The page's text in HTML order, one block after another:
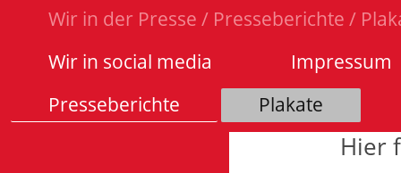
Wir in der Presse / Presseberichte /
Wir in social media
Impressum
Presseberichte
Plakate
Hier